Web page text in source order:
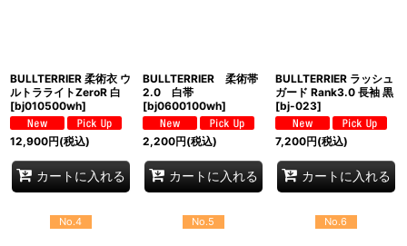
BULLTERRIER 柔術衣 ウ
ルトラライトZeroR 白
[bj010500wh]
12,900円(税込)
カートに入れる
BULLTERRIER 柔術帯
2.0 白帯
[bj0600100wh]
2,200円(税込)
カートに入れる
BULLTERRIER ラッシュ
ガード Rank3.0 長袖 黒
[bj-023]
7,200円(税込)
カートに入れる
No.4 No.5 No.6